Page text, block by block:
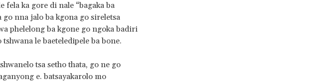
fela ka gore di nale “bagaka ba
nna jalo ba kgona go sireletsa
phelelong ba kgone go ngoka badiri
le baeteledipele ba bone.
tsa setho thata, go ne go
e. batsayakarolo mo